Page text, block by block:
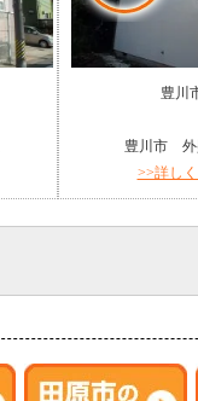
豊川
豊川市 外
>>詳し